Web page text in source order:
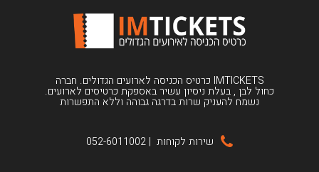
IMTICKETS כרטיס הכניסה לארועים הגדולים. חברה
כחול לבן , בעלת ניסיון עשיר באספקת כרטיסים לארועים.
נשמח להעניק שרות בדרגה גבוהה וללא התפשרות
שירות לקוחות |
052-6011002